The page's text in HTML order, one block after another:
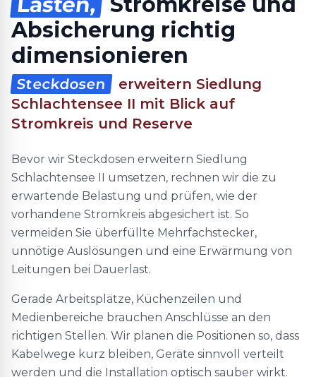
Absicherung richtig
dimensionieren
Steckdosen
erweitern Siedlung
Schlachtensee II mit Blick auf
Stromkreis und Reserve
Bevor wir Steckdosen erweitern Siedlung
Schlachtensee II umsetzen, rechnen wir die zu
erwartende Belastung und prüfen, wie der
vorhandene Stromkreis abgesichert ist. So
vermeiden Sie überfüllte Mehrfachstecker,
unnötige Auslösungen und eine Erwärmung von
Leitungen bei Dauerlast.
Gerade Arbeitsplätze, Küchenzeilen und
Medienbereiche brauchen Anschlüsse an den
richtigen Stellen. Wir planen die Positionen so, dass
Kabelwege kurz bleiben, Geräte sinnvoll verteilt
werden und die Installation optisch sauber wirkt.